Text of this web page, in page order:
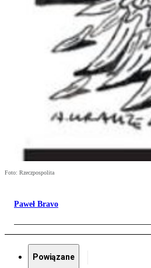
Foto: Rzeczpospolita
Paweł Bravo
Powiązane